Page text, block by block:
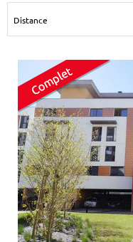
Type de location
Votre date d'entrée